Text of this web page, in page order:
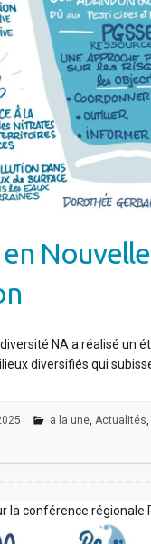
NA a réalisé un
diversifiés qui
a la une, Actualités,
la conférence régionale